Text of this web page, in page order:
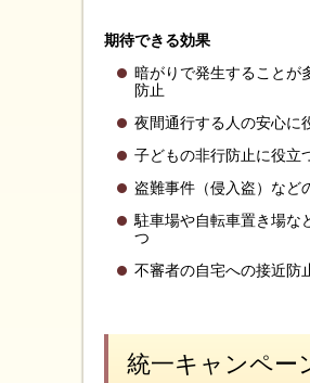
期待できる効果
暗がりで発生することが
防止
夜間通行する人の安心に
子どもの非行防止に役立
盗難事件（侵入盗）など
駐車場や自転車置き場な
つ
不審者の自宅への接近防
統一キャンペー